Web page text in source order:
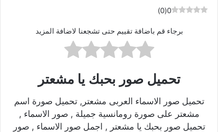
0
(
0
)
برجاء قم باضافة تقييم حتى تشجعنا لاضافة المزيد
تحميل صور بحبك يا مشعتر
تحميل صور الاسماء العربى مشعتر, تحميل صورة اسم
مشعتر على صورة رومانسية جميلة , صور الاسماء ,
تحميل صور بحبك يا مشعتر , اجمل صور الاسماء , صور